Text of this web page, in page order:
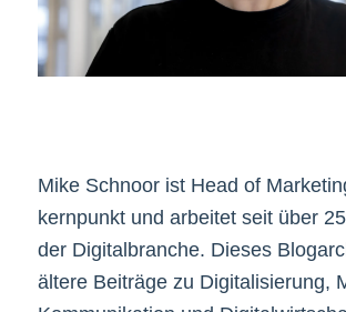
Mike Schnoor ist Head of
kernpunkt und arbeitet seit über
der Digitalbranche. Dieses
ältere Beiträge zu Digitalisierung,